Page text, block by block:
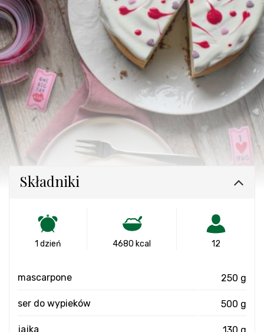
Składniki
1 dzień 4680 kcal 12
mascarpone 250 g
ser do wypieków 500 g
jajka 130 g